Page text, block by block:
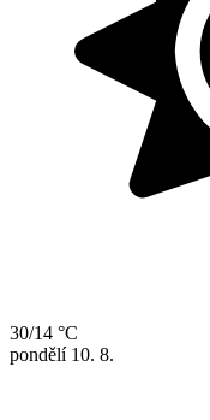
30/14 °C
pondělí 10. 8.